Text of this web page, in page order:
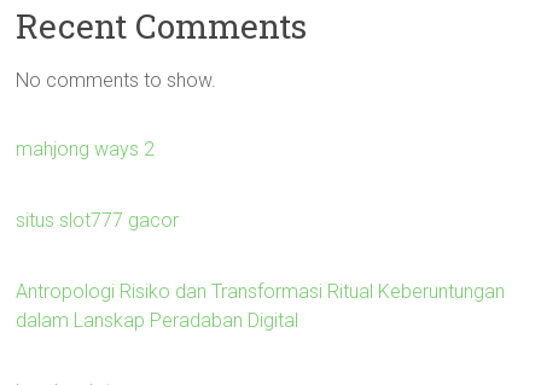
Recent Comments
No comments to show.
mahjong ways 2
situs slot777 gacor
Antropologi Risiko dan Transformasi Ritual Keberuntungan
dalam Lanskap Peradaban Digital